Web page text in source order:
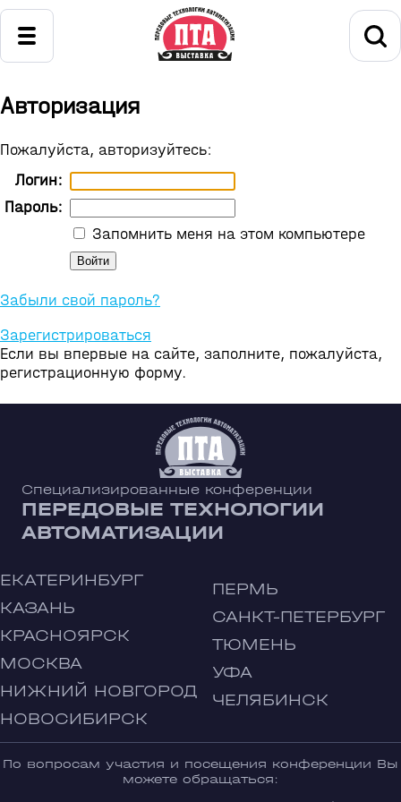
Авторизация
Пожалуйста, авторизуйтесь:
Логин:
Пароль:
Запомнить меня на этом компьютере
Забыли свой пароль?
Зарегистрироваться
Если вы впервые на сайте, заполните, пожалуйста,
регистрационную форму.
Специализированные конференции
ПЕРЕДОВЫЕ ТЕХНОЛОГИИ
АВТОМАТИЗАЦИИ
ЕКАТЕРИНБУРГ
КАЗАНЬ
КРАСНОЯРСК
МОСКВА
НИЖНИЙ НОВГОРОД
НОВОСИБИРСК
ПЕРМЬ
САНКТ-ПЕТЕРБУРГ
ТЮМЕНЬ
УФА
ЧЕЛЯБИНСК
По вопросам участия и посещения конференции Вы
можете обращаться: